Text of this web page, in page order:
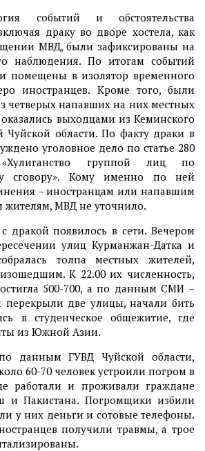
событий и обстоятельства
драку во дворе хостела, как
МВД, были зафиксированы на
наблюдения. По итогам событий
помещены в изолятор временного
иностранцев. Кроме того, были
четверых напавших на них местных
выходцами из Кеминского
Чуйской области. По факту драки в
уголовное дело по статье 280
группой лиц по
сговору». Кому именно по ней
– иностранцам или напавшим
жителям, МВД не уточнило.
дракой появилось в сети. Вечером
улиц Курманжан-Датка и
толпа местных жителей,
К 22.00 их численность,
500-700, а по данным СМИ –
перекрыли две улицы, начали бить
в студенческое общежитие, где
из Южной Азии.
данным ГУВД Чуйской области,
60-70 человек устроили погром в
работали и проживали граждане
и Пакистана. Погромщики избили
у них деньги и сотовые телефоны.
получили травмы, а трое